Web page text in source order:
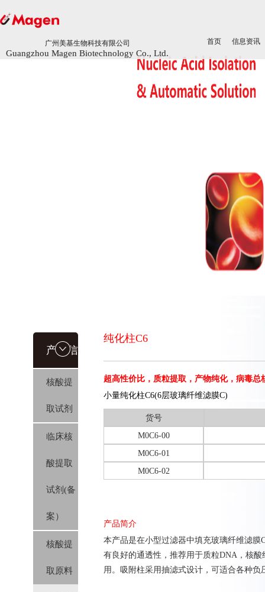
广州美基生物科技有限公司
Guangzhou Magen Biotechnology Co., Ltd.
首页 信息资讯
广州美基生物科技有限公司
Guangzhou Magen Biotechnology Co., Ltd.
首页 信息资讯
产品信
息
核酸提
取试剂
临床核
酸提取
试剂(备
案）
核酸提
取原料
纯化柱C6
超高性价比，质粒提取，产物纯化，病毒总
小量纯化柱C6(6层玻璃纤维滤膜C)
货号
M0C6-00
M0C6-01
M0C6-02
产品简介
本产品是在小型过滤器中填充玻璃纤维滤
有良好的通透性，推荐用于质粒DNA，核
用。吸附柱采用抽滤式设计，可适合各种